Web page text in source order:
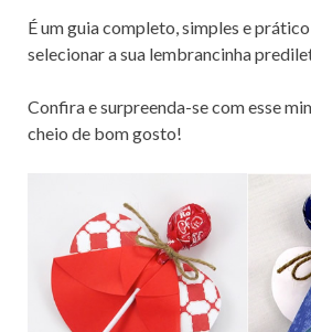
É um guia completo, simples e
selecionar a sua lembrancinha
Confira e surpreenda-se com esse
cheio de bom gosto!